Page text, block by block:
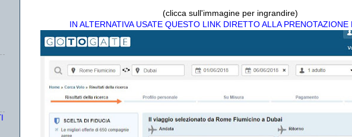
(clicca sull'immagine per ingrandire)
IN ALTERNATIVA USATE QUESTO LINK DIRETTO ALLA PRENOTAZIONE